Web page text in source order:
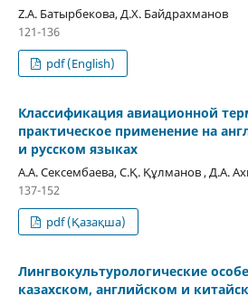
Z.A. Батырбекова, Д.Х. Байдрахманов
121-136
pdf (English)
Классификация авиационной
практическое применение на
и русском языках
А.А. Сексембаева, С.Қ. Құлманов , Д.А.
137-152
pdf (Қазақша)
Лингвокультурологические
казахском, английском и